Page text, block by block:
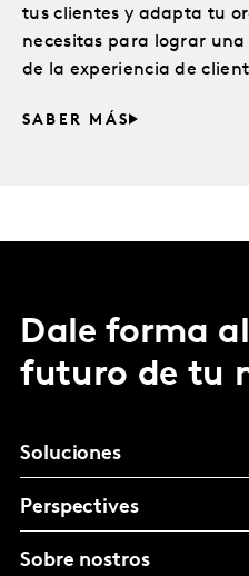
tus clientes y adapta tu
necesitas para lograr
de la experiencia de
SABER MÁS
Dale forma al
futuro de tu
Soluciones
Perspectives
Sobre nostros